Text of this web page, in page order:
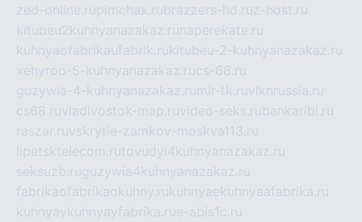
zed-online.rupimchax.rubrazzers-hd.ruz-host.ru
kitubeu2kuhnyanazakaz.ru naperekate.ru
kuhnyaofabrikaufabrik.rukitubeu-2-kuhnyanazakaz.ru
xehyroo-5-kuhnyanazakaz.rucs-68.ru
guzywia-4-kuhnyanazakaz.ru mir-tk.ruvlknrussia.ru
cs68.ruvladivostok-map.ruvideo-seks.rubankaribi.ru
raszar.ruvskrytie-zamkov-moskva113.ru
lipetsktelecom.rutovudyi4kuhnyanazakaz.ru
seksuzb.ruguzywia4kuhnyanazakaz.ru
fabrikaofabrikaokuhny.rukuhnyaekuhnyaafabrika.ru
kuhnyaykuhnyayfabrika.rue-abis1c.ru